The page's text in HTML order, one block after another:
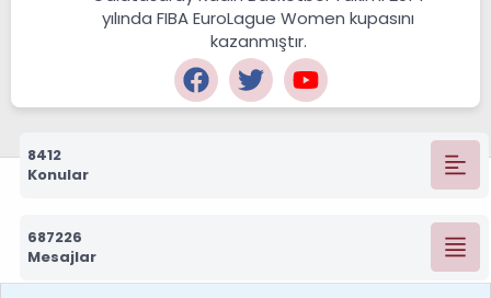
yılında FIBA EuroLague Women kupasını
kazanmıştır.
8412
Konular
687226
Mesajlar